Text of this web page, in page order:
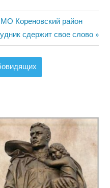
Кореновский район
сдержит свое слово